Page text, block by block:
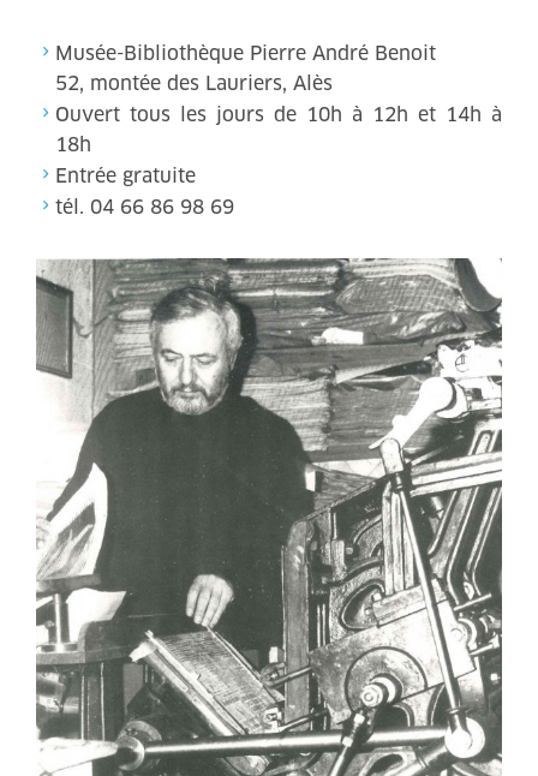
Musée-Bibliothèque Pierre André Benoit
52, montée des Lauriers, Alès
Ouvert tous les jours de 10h à 12h et 14h à
18h
Entrée gratuite
tél. 04 66 86 98 69